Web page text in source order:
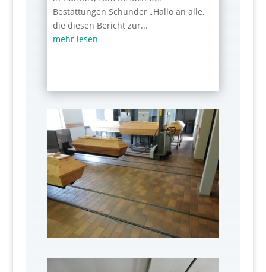
Bestattungen Schunder „Hallo an alle,
die diesen Bericht zur...
mehr lesen